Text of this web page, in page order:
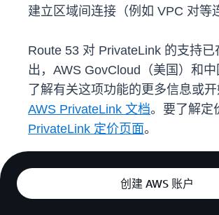
建立区域间连接（例如 VPC 对等
Route 53 对 PrivateLink 的支持
出，AWS GovCloud（美国）和
了解有关这项功能的更多信息或
AWS PrivateLink 文档。要了解定
PrivateLink 定价页面。
创建 AWS 账户